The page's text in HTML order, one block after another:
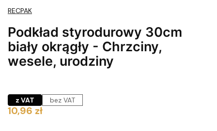
RECPAK
Podkład styrodurowy 30cm
biały okrągły - Chrzciny,
wesele, urodziny
z VAT bez VAT
Cena
10,96 zł